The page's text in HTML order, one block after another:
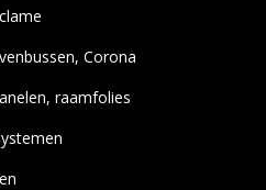
Corona
raamfolies